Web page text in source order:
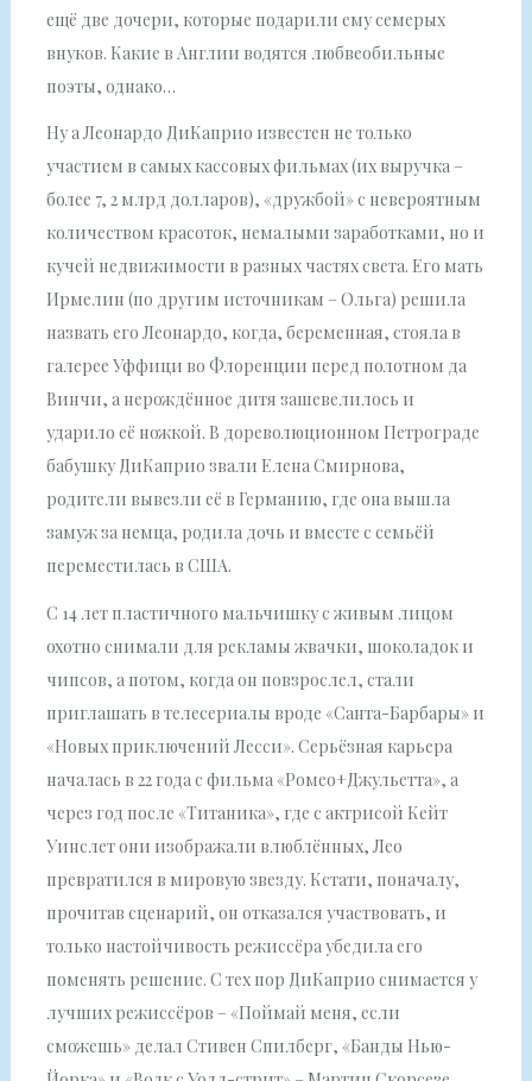
ещё две дочери, которые подарили ему семерых
внуков. Какие в Англии водятся любвеобильные
поэты, однако…
Ну а Леонардо ДиКаприо известен не только
участием в самых кассовых фильмах (их выручка –
более 7, 2 млрд долларов), «дружбой» с невероятным
количеством красоток, немалыми заработками, но и
кучей недвижимости в разных частях света. Его мать
Ирмелин (по другим источникам – Ольга) решила
назвать его Леонардо, когда, беременная, стояла в
галерее Уффици во Флоренции перед полотном да
Винчи, а нерождённое дитя зашевелилось и
ударило её ножкой. В дореволюционном Петрограде
бабушку ДиКаприо звали Елена Смирнова,
родители вывезли её в Германию, где она вышла
замуж за немца, родила дочь и вместе с семьёй
переместилась в США.
С 14 лет пластичного мальчишку с живым лицом
охотно снимали для рекламы жвачки, шоколадок и
чипсов, а потом, когда он повзрослел, стали
приглашать в телесериалы вроде «Санта-Барбары» и
«Новых приключений Лесси». Серьёзная карьера
началась в 22 года с фильма «Ромео+Джульетта», а
через год после «Титаника», где с актрисой Кейт
Уинслет они изображали влюблённых, Лео
превратился в мировую звезду. Кстати, поначалу,
прочитав сценарий, он отказался участвовать, и
только настойчивость режиссёра убедила его
поменять решение. С тех пор ДиКаприо снимается у
лучших режиссёров – «Поймай меня, если
сможешь» делал Стивен Спилберг, «Банды Нью-